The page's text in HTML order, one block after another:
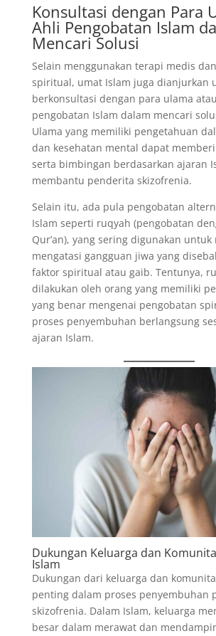
Konsultasi dengan Para
Ahli Pengobatan Islam
Mencari Solusi
Selain menggunakan terapi medis
spiritual, umat Islam juga dianjurkan
berkonsultasi dengan para ulama
pengobatan Islam dalam mencari
Ulama yang memiliki pengetahuan
dan kesehatan mental dapat
serta bimbingan berdasarkan ajaran
membantu penderita skizofrenia.
Selain itu, ada pula pengobatan
Islam seperti ruqyah (pengobatan
Qur’an), yang sering digunakan
mengatasi gangguan jiwa yang
faktor spiritual atau gaib. Tentunya,
dilakukan oleh orang yang memiliki
yang benar mengenai pengobatan
proses penyembuhan berlangsung
ajaran Islam.
Dukungan Keluarga dan
Islam
Dukungan dari keluarga dan
penting dalam proses penyembuhan
skizofrenia. Dalam Islam, keluarga
besar dalam merawat dan